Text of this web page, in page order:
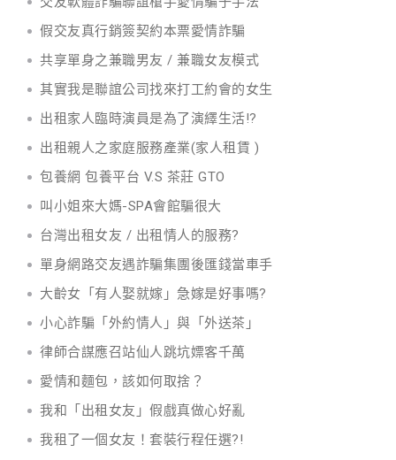
假交友真行銷簽契約本票愛情詐騙
共享單身之兼職男友 / 兼職女友模式
其實我是聯誼公司找來打工約會的女生
出租家人臨時演員是為了演繹生活!?
出租親人之家庭服務產業(家人租賃 )
包養網 包養平台 V.S 茶莊 GTO
叫小姐來大媽-SPA會館騙很大
台灣出租女友 / 出租情人的服務?
單身網路交友遇詐騙集團後匯錢當車手
大齡女「有人娶就嫁」急嫁是好事嗎?
小心詐騙「外約情人」與「外送茶」
律師合謀應召站仙人跳坑嫖客千萬
愛情和麵包，該如何取捨？
我和「出租女友」假戲真做心好亂
我租了一個女友！套裝行程任選?!